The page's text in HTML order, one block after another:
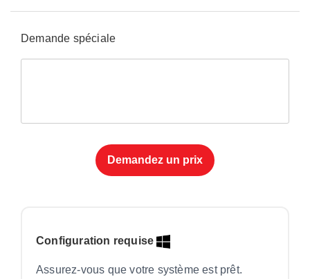
Demande spéciale
Demandez un prix
Configuration requise
Assurez-vous que votre système est prêt.